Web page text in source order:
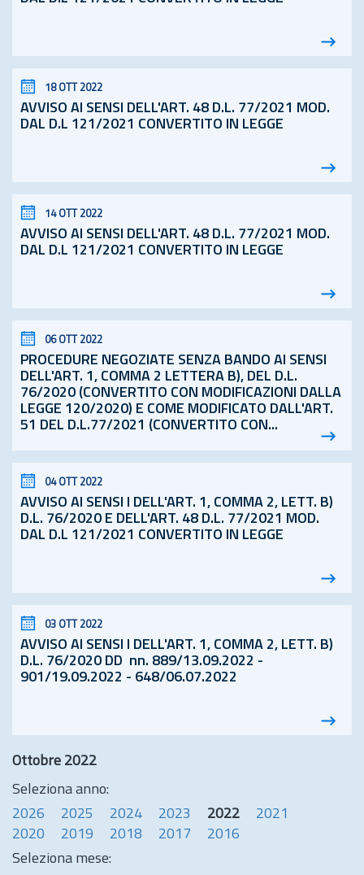
18 OTT 2022
AVVISO AI SENSI DELL'ART. 48 D.L. 77/2021 MOD.
DAL D.L 121/2021 CONVERTITO IN LEGGE
14 OTT 2022
AVVISO AI SENSI DELL'ART. 48 D.L. 77/2021 MOD.
DAL D.L 121/2021 CONVERTITO IN LEGGE
06 OTT 2022
PROCEDURE NEGOZIATE SENZA BANDO AI SENSI
DELL'ART. 1, COMMA 2 LETTERA B), DEL D.L.
76/2020 (CONVERTITO CON MODIFICAZIONI DALLA
LEGGE 120/2020) E COME MODIFICATO DALL'ART.
51 DEL D.L.77/2021 (CONVERTITO CON...
04 OTT 2022
AVVISO AI SENSI I DELL'ART. 1, COMMA 2, LETT. B)
D.L. 76/2020 E DELL'ART. 48 D.L. 77/2021 MOD.
DAL D.L 121/2021 CONVERTITO IN LEGGE
03 OTT 2022
AVVISO AI SENSI I DELL'ART. 1, COMMA 2, LETT. B)
D.L. 76/2020 DD nn. 889/13.09.2022 -
901/19.09.2022 - 648/06.07.2022
Ottobre 2022
Seleziona anno:
2026
2025 2024 2023 2022
2021
2020
2019 2018 2017
2016
Seleziona mese: